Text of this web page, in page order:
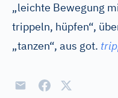
„leichte Bewegung
trippeln, hüpfen“,
„tanzen“, aus got.